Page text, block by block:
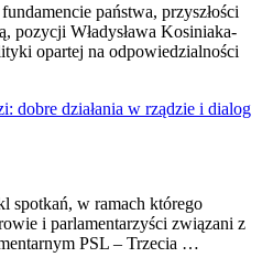
państwa, przyszłości
pozycji Władysława Kosiniaka-
opartej na odpowiedzialności
dobre działania w rządzie i dialog
spotkań, w ramach którego
i parlamentarzyści związani z
PSL – Trzecia …